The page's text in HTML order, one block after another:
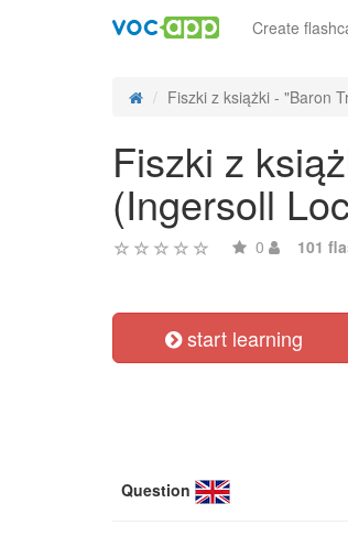
Create
Fiszki z książki - "Baron
Fiszki z
(Ingersoll
0 101
start learning
Question